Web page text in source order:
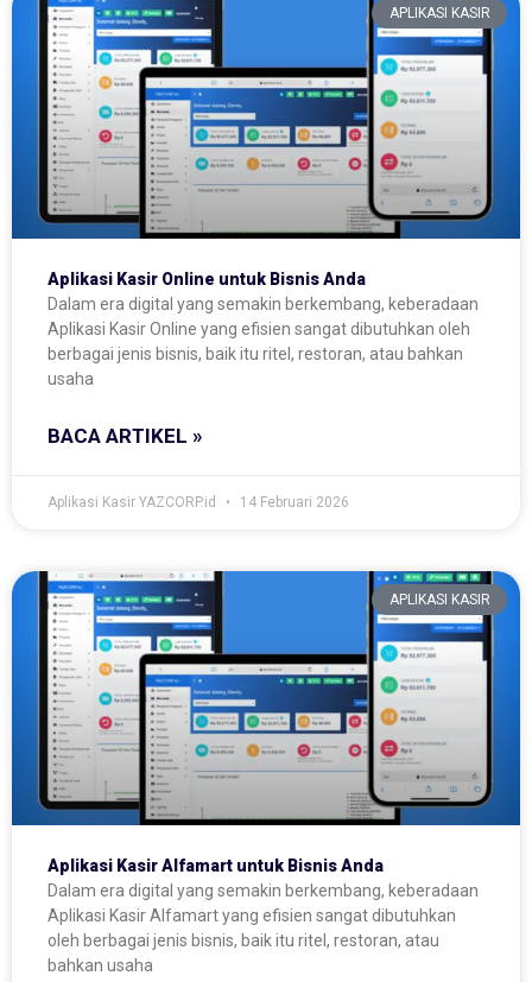
APLIKASI KASIR
Aplikasi Kasir Online untuk Bisnis Anda
Dalam era digital yang semakin berkembang, keberadaan
Aplikasi Kasir Online yang efisien sangat dibutuhkan oleh
berbagai jenis bisnis, baik itu ritel, restoran, atau bahkan
usaha
BACA ARTIKEL »
Aplikasi Kasir YAZCORP.id 14 Februari 2026
APLIKASI KASIR
Aplikasi Kasir Alfamart untuk Bisnis Anda
Dalam era digital yang semakin berkembang, keberadaan
Aplikasi Kasir Alfamart yang efisien sangat dibutuhkan
oleh berbagai jenis bisnis, baik itu ritel, restoran, atau
bahkan usaha